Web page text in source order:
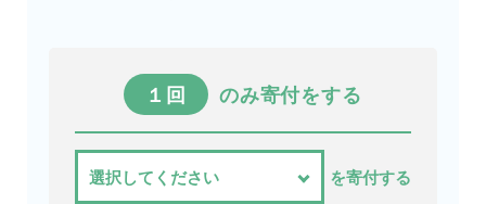
１回 のみ寄付をする
を寄付する